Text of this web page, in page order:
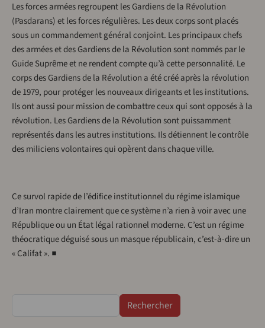
Les forces armées regroupent les Gardiens de la Révolution
(Pasdarans) et les forces régulières. Les deux corps sont placés
sous un commandement général conjoint. Les principaux chefs
des armées et des Gardiens de la Révolution sont nommés par le
Guide Suprême et ne rendent compte qu’à cette personnalité. Le
corps des Gardiens de la Révolution a été créé après la révolution
de 1979, pour protéger les nouveaux dirigeants et les institutions.
Ils ont aussi pour mission de combattre ceux qui sont opposés à la
révolution. Les Gardiens de la Révolution sont puissamment
représentés dans les autres institutions. Ils détiennent le contrôle
des miliciens volontaires qui opèrent dans chaque ville.
Ce survol rapide de l’édifice institutionnel du régime islamique
d’Iran montre clairement que ce système n’a rien à voir avec une
République ou un État légal rationnel moderne. C’est un régime
théocratique déguisé sous un masque républicain, c’est-à-dire un
« Califat ». ■